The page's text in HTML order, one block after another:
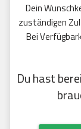
Dein
zuständigen
Bei
Du hast